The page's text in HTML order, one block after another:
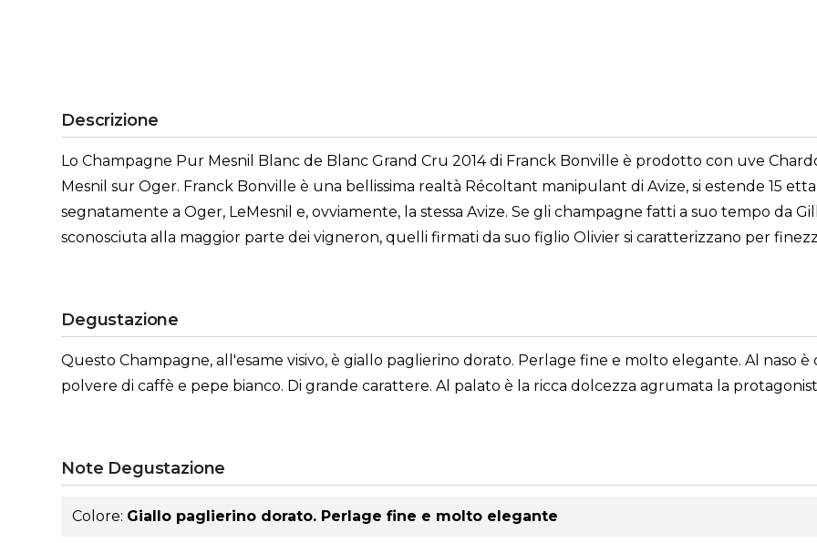
Descrizione
Lo Champagne Pur Mesnil Blanc de Blanc Grand Cru 2014 di Franck Bonville è prodotto con uve
Mesnil sur Oger. Franck Bonville è una bellissima realtà Récoltant manipulant di Avize, si estende 15
segnatamente a Oger, LeMesnil e, ovviamente, la stessa Avize. Se gli champagne fatti a suo tempo da
sconosciuta alla maggior parte dei vigneron, quelli firmati da suo figlio Olivier si caratterizzano per
Degustazione
Questo Champagne, all'esame visivo, è giallo paglierino dorato. Perlage fine e molto elegante. Al naso
polvere di caffè e pepe bianco. Di grande carattere. Al palato è la ricca dolcezza agrumata la
Note Degustazione
Colore: Giallo paglierino dorato. Perlage fine e molto elegante